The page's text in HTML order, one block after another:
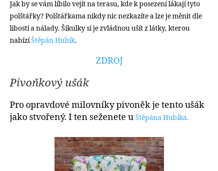
Jak by se vám líbilo vejít na terasu, kde k posezení lákají tyto
polštářky? Polštářkama nikdy nic nezkazíte a lze je měnit dle
libosti a nálady. Šikulky si je zvládnou ušít z látky, kterou
nabízíŠtěpán Hubík.
ZDROJ
Pivoňkový ušák
Pro opravdové milovníky pivoněk je tento ušák
jako stvořený. I ten seženete u Štěpána Hubíka.